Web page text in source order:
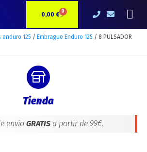
0,00 € 0CARRITO
enduro 125 / Embrague Enduro 125 / 8 PULSADOR
Tienda
envío GRATISa partir de 99€.